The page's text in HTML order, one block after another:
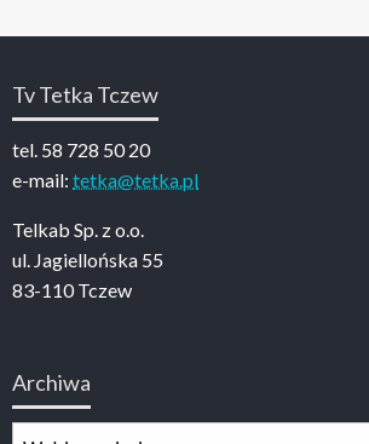
Tv Tetka Tczew
tel. 58 728 50 20
e-mail: tetka@tetka.pl
Telkab Sp. z o.o.
ul. Jagiellońska 55
83-110 Tczew
Archiwa